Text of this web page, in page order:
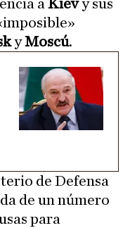
a Kievy sus
yMoscú.
de Defensa
de un número
para